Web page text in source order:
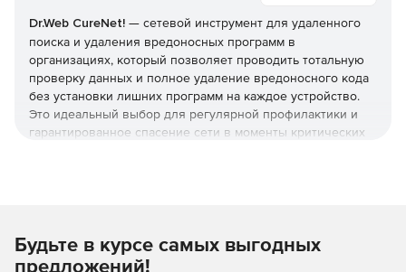
Dr.Web CureNet! — сетевой инструмент для удаленного
поиска и удаления вредоносных программ в
организациях, который позволяет проводить тотальную
проверку данных и полное удаление вредоносного кода
без установки лишних программ на каждое устройство.
Это идеальный выбор для регулярной профилактики и
гарантированное спасение сети в моменты критических
Если в вашей локальной сети используется антивирус
Будьте в курсе самых выгодных
предложений!